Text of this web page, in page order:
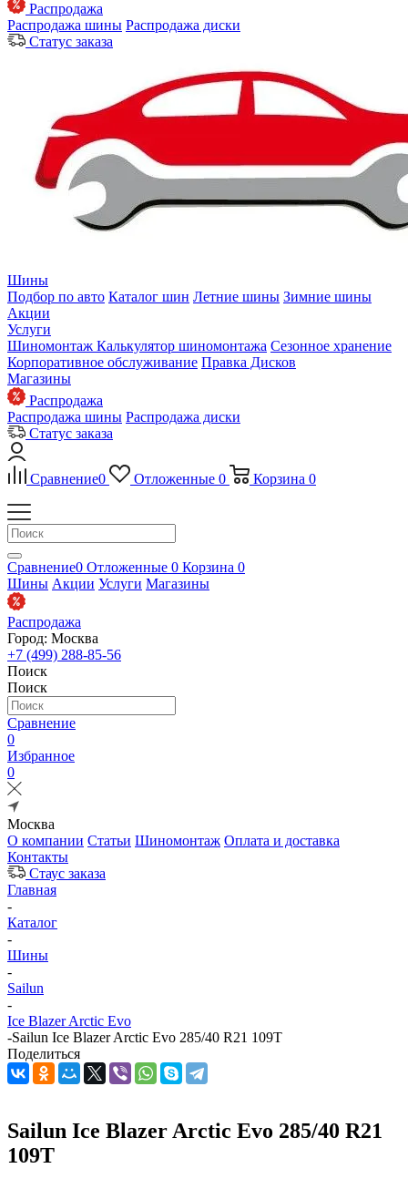
Распродажа
Распродажа шины Распродажа диски
Статус заказа
Шины
Подбор по авто Каталог шин Летние шины Зимние шины
Акции
Услуги
Шиномонтаж Калькулятор шиномонтажа Сезонное хранение
Корпоративное обслуживание Правка Дисков
Магазины
Распродажа
Распродажа шины Распродажа диски
Статус заказа
Сравнение0 Отложенные 0 Корзина 0
Сравнение0 Отложенные 0 Корзина 0
Шины Акции Услуги Магазины
Распродажа
Город: Москва
+7 (499) 288-85-56
Поиск
Поиск
Сравнение
0
Избранное
0
Москва
О компании Статьи Шиномонтаж Оплата и доставка
Контакты
Стаус заказа
Главная
-
Каталог
-
Шины
-
Sailun
-
Ice Blazer Arctic Evo
-Sailun Ice Blazer Arctic Evo 285/40 R21 109T
Поделиться
Sailun Ice Blazer Arctic Evo 285/40 R21
109T